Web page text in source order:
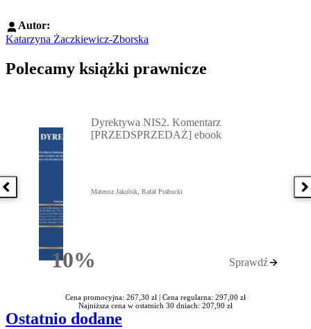
Autor:
Katarzyna Żaczkiewicz-Zborska
Polecamy książki prawnicze
Poprzednia książka
10%Rabatu
Dyrektywa NIS2. Komentarz
[PRZEDSPRZEDAŻ] ebook
Mateusz Jakubik, Rafał Prabucki
Sprawdź
Cena promocyjna: 267,30 zł | Cena regularna: 297,00 zł
Najniższa cena w ostatnich 30 dniach: 207,90 zł
Ostatnio dodane